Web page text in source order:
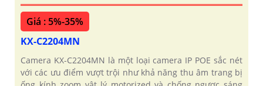
Giá : 5%-35%
KX-C2204MN
Camera KX-C2204MN là một loại camera IP POE sắc nét
với các ưu điểm vượt trội như khả năng thu âm trang bị